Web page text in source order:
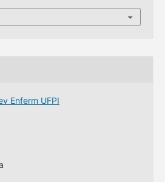
Enferm UFPI